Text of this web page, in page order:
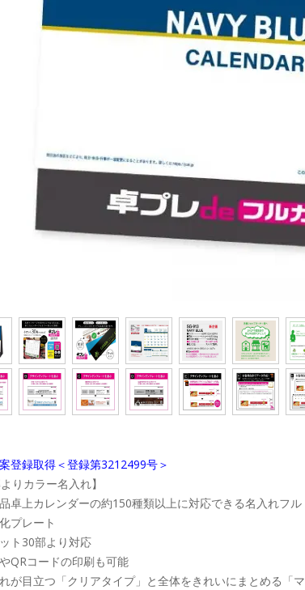
登録取得＜登録第3212499号＞
よりカラー名入れ】
卓上カレンダーの約150種類以上に対応できる名入れフル
プレート
ト30部より対応
QRコードの印刷も可能
が目立つ「クリアタイプ」と全体をきれいにまとめる「マ